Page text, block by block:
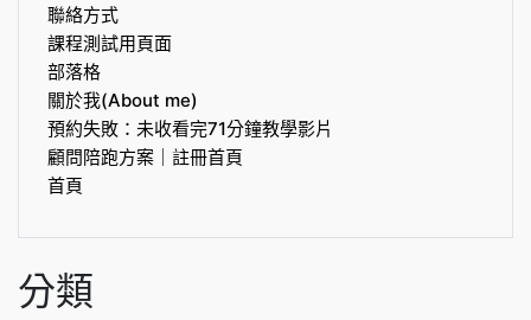
聯絡方式
課程測試用頁面
部落格
關於我(About me)
預約失敗：未收看完71分鐘教學影片
顧問陪跑方案｜註冊首頁
首頁
分類